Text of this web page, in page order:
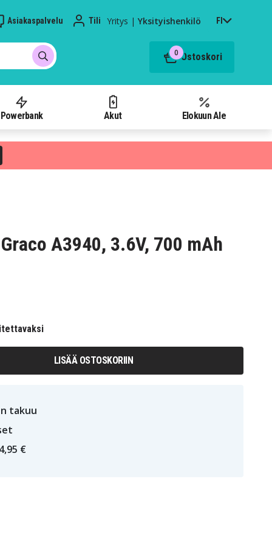
Asiakaspalvelu Tili Yritys | Yksityishenkilö FI
0 Ostoskori
Powerbank Akut Elokuun Ale
A3940, 3.6V, 700 mAh
LISÄÄ OSTOSKORIIN
takuu
€